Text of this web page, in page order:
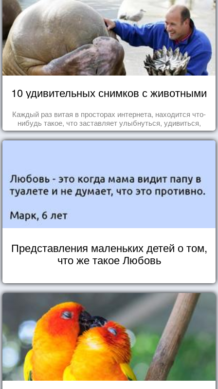
10 удивительных снимков с животными
Каждый раз витая в просторах интернета, находится что-
нибудь такое, что заставляет улыбнуться, удивиться,
восхититься...
Представления маленьких детей о том,
что же такое Любовь